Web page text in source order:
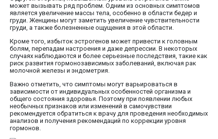
может вызывать ряд проблем. Одним из основных симптомов
является увеличение массы тела, особенно в области бедер и
груди. Женщины могут заметить увеличение чувствительности
груди, а также болезненные ощущения в этой области.
Кроме того, избыток эстрогенов может привести к головным
болям, перепадам настроения и даже депрессии. В некоторых
случаях наблюдаются и более серьезные последствия, такие как
риск развития гормонозависимых заболеваний, включая рак
молочной железы и эндометрия.
Важно отметить, что симптомы могут варьироваться в
зависимости от индивидуальных особенностей организма и
общего состояния здоровья. Поэтому при появлении любых
необычных признаков или изменений в самочувствии
рекомендуется обратиться к врачу для проведения необходимых
анализов и получения рекомендаций по коррекции уровня
гормонов.